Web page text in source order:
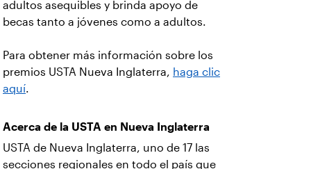
adultos asequibles y brinda apoyo de
becas tanto a jóvenes como a adultos.
Para obtener más información sobre los
premios USTA Nueva Inglaterra, haga clic
aquí.
Acerca de la USTA en Nueva Inglaterra
USTA de Nueva Inglaterra, uno de 17 las
secciones regionales en todo el país que